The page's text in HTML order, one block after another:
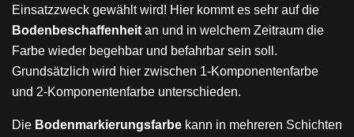
Einsatzzweck gewählt wird! Hier kommt es sehr auf die
Bodenbeschaffenheit an und in welchem Zeitraum die
Farbe wieder begehbar und befahrbar sein soll.
Grundsätzlich wird hier zwischen 1-Komponentenfarbe
und 2-Komponentenfarbe unterschieden.
Die Bodenmarkierungsfarbe kann in mehreren Schichten